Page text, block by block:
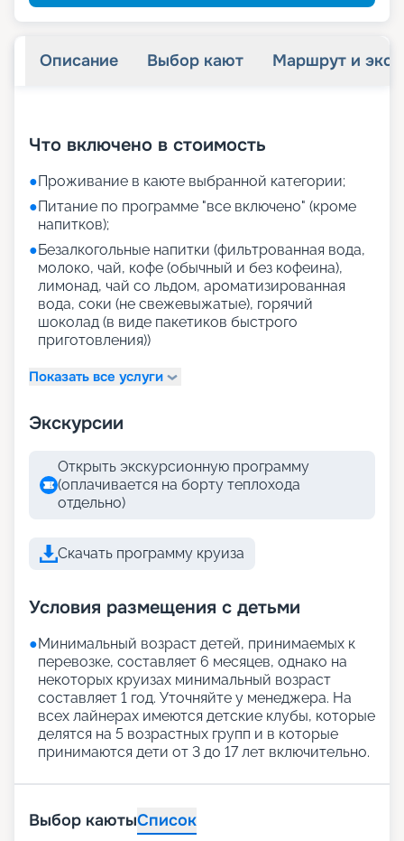
Описание Выбор кают Маршрут и
Что включено в стоимость
●Проживание в каюте выбранной категории;
●Питание по программе "все включено" (кроме
напитков);
●Безалкогольные напитки (фильтрованная вода,
молоко, чай, кофе (обычный и без кофеина),
лимонад, чай со льдом, ароматизированная
вода, соки (не свежевыжатые), горячий
шоколад (в виде пакетиков быстрого
приготовления))
Показать все услуги
Экскурсии
Открыть экскурсионную программу
(оплачивается на борту теплохода
отдельно)
Скачать программу круиза
Условия размещения с детьми
●Минимальный возраст детей, принимаемых к
перевозке, составляет 6 месяцев, однако на
некоторых круизах минимальный возраст
составляет 1 год. Уточняйте у менеджера. На
всех лайнерах имеются детские клубы, которые
делятся на 5 возрастных групп и в которые
принимаются дети от 3 до 17 лет включительно.
Выбор каютыСписок